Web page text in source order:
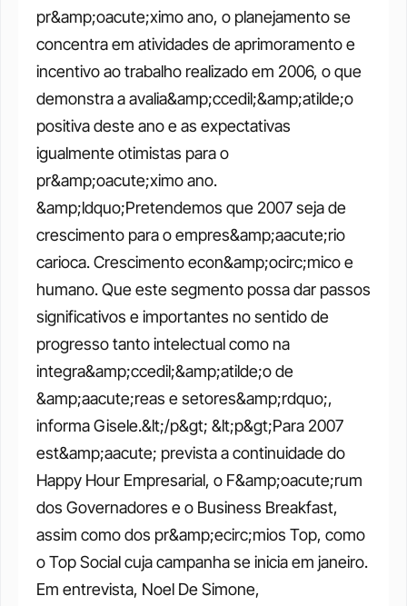
pr&amp;oacute;ximo ano, o planejamento se
concentra em atividades de aprimoramento e
incentivo ao trabalho realizado em 2006, o que
demonstra a avalia&amp;ccedil;&amp;atilde;o
positiva deste ano e as expectativas
igualmente otimistas para o
pr&amp;oacute;ximo ano.
&amp;ldquo;Pretendemos que 2007 seja de
crescimento para o empres&amp;aacute;rio
carioca. Crescimento econ&amp;ocirc;mico e
humano. Que este segmento possa dar passos
significativos e importantes no sentido de
progresso tanto intelectual como na
integra&amp;ccedil;&amp;atilde;o de
&amp;aacute;reas e setores&amp;rdquo;,
informa Gisele.&lt;/p&gt; &lt;p&gt;Para 2007
est&amp;aacute; prevista a continuidade do
Happy Hour Empresarial, o F&amp;oacute;rum
dos Governadores e o Business Breakfast,
assim como dos pr&amp;ecirc;mios Top, como
o Top Social cuja campanha se inicia em janeiro.
Em entrevista, Noel De Simone,